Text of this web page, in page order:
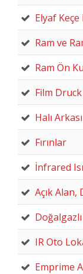
Elyaf
Ram ve
Ram Ön
Film
Halı
Fırınlar
İnfrared
Açık Alan,
IR Oto
Emprime